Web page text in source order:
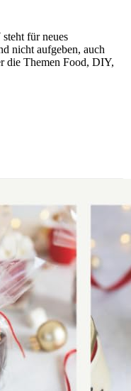
für neues
nicht aufgeben, auch
die Themen Food, DIY,